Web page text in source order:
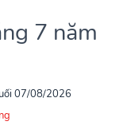
7 năm
07/08/2026